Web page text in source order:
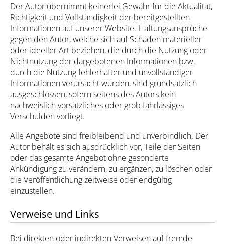
Der Autor übernimmt keinerlei Gewähr für die Aktualität,
Richtigkeit und Vollständigkeit der bereitgestellten
Informationen auf unserer Website. Haftungsansprüche
gegen den Autor, welche sich auf Schäden materieller
oder ideeller Art beziehen, die durch die Nutzung oder
Nichtnutzung der dargebotenen Informationen bzw.
durch die Nutzung fehlerhafter und unvollständiger
Informationen verursacht wurden, sind grundsätzlich
ausgeschlossen, sofern seitens des Autors kein
nachweislich vorsätzliches oder grob fahrlässiges
Verschulden vorliegt.
Alle Angebote sind freibleibend und unverbindlich. Der
Autor behält es sich ausdrücklich vor, Teile der Seiten
oder das gesamte Angebot ohne gesonderte
Ankündigung zu verändern, zu ergänzen, zu löschen oder
die Veröffentlichung zeitweise oder endgültig
einzustellen.
Verweise und Links
Bei direkten oder indirekten Verweisen auf fremde